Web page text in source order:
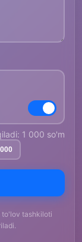
1 000 so'm
to'lov tashkiloti